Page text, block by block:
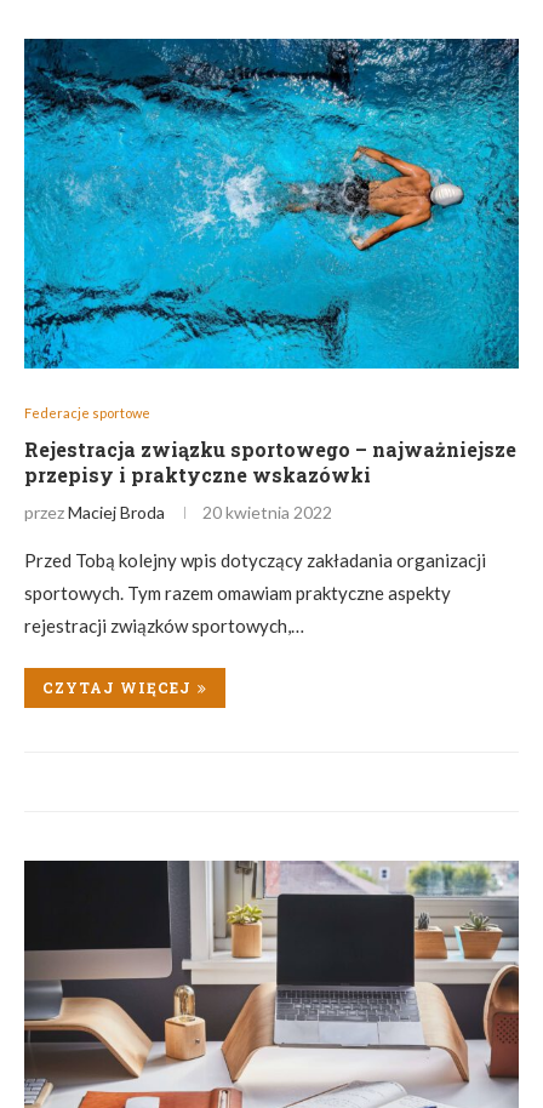
Federacje sportowe
Rejestracja związku sportowego – najważniejsze
przepisy i praktyczne wskazówki
przezMaciej Broda 20 kwietnia 2022
Przed Tobą kolejny wpis dotyczący zakładania organizacji
sportowych. Tym razem omawiam praktyczne aspekty
rejestracji związków sportowych,…
CZYTAJ WIĘCEJ